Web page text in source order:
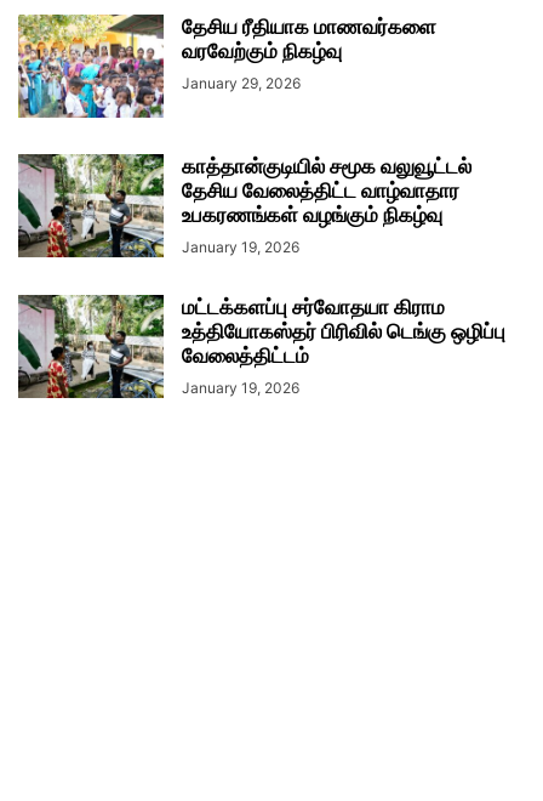
தேசிய ரீதியாக மாணவர்களை
வரவேற்கும் நிகழ்வு
January 29, 2026
காத்தான்குடியில் சமூக வலுவூட்டல்
தேசிய வேலைத்திட்ட வாழ்வாதார
உபகரணங்கள் வழங்கும் நிகழ்வு
January 19, 2026
மட்டக்களப்பு சர்வோதயா கிராம
உத்தியோகஸ்தர் பிரிவில் டெங்கு ஒழிப்பு
வேலைத்திட்டம்
January 19, 2026